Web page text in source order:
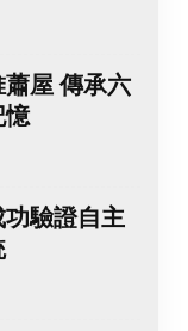
屋 傳承六
憶
驗證自主